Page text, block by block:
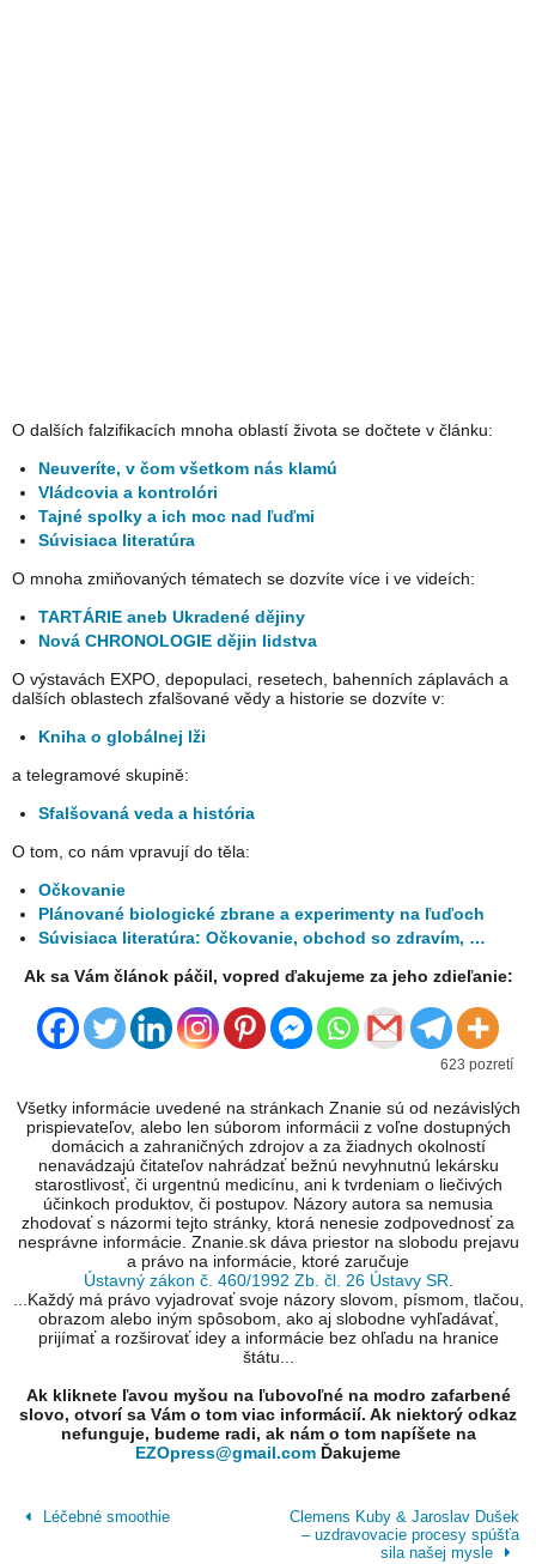
O dalších falzifikacích mnoha oblastí života se dočtete v článku:
Neuveríte, v čom všetkom nás klamú
Vládcovia a kontrolóri
Tajné spolky a ich moc nad ľuďmi
Súvisiaca literatúra
O mnoha zmiňovaných tématech se dozvíte více i ve videích:
TARTÁRIE aneb Ukradené dějiny
Nová CHRONOLOGIE dějin lidstva
O výstavách EXPO, depopulaci, resetech, bahenních záplavách a
dalších oblastech zfalšované vědy a historie se dozvíte v:
Kniha o globálnej lži
a telegramové skupině:
Sfalšovaná veda a história
O tom, co nám vpravují do těla:
Očkovanie
Plánované biologické zbrane a experimenty na ľuďoch
Súvisiaca literatúra: Očkovanie, obchod so zdravím, …
Ak sa Vám článok páčil, vopred ďakujeme za jeho zdieľanie:
623 pozretí
Všetky informácie uvedené na stránkach Znanie sú od nezávislých
prispievateľov, alebo len súborom informácii z voľne dostupných
domácich a zahraničných zdrojov a za žiadnych okolností
nenavádzajú čitateľov nahrádzať bežnú nevyhnutnú lekársku
starostlivosť, či urgentnú medicínu, ani k tvrdeniam o liečivých
účinkoch produktov, či postupov. Názory autora sa nemusia
zhodovať s názormi tejto stránky, ktorá nenesie zodpovednosť za
nesprávne informácie. Znanie.sk dáva priestor na slobodu prejavu
a právo na informácie, ktoré zaručuje
Ústavný zákon č. 460/1992 Zb. čl. 26 Ústavy SR
...Každý má právo vyjadrovať svoje názory slovom, písmom, tlačou,
obrazom alebo iným spôsobom, ako aj slobodne vyhľadávať,
prijímať a rozširovať idey a informácie bez ohľadu na hranice
štátu...
Ak kliknete ľavou myšou na ľubovoľné na modro zafarbené
slovo, otvorí sa Vám o tom viac informácií. Ak niektorý odkaz
nefunguje, budeme radi, ak nám o tom napíšete na
EZOpress@gmail.com Ďakujeme
Léčebné smoothie
Clemens Kuby & Jaroslav Dušek
– uzdravovacie procesy spúšťa
sila našej mysle